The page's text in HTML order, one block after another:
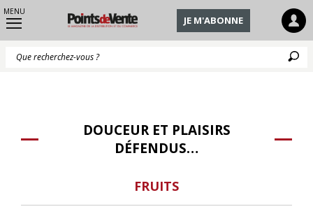
MENU
JE M'ABONNE
DOUCEUR ET PLAISIRS
DÉFENDUS…
FRUITS